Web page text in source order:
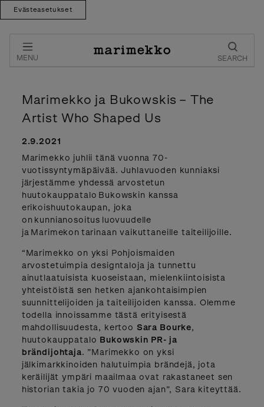
Evästeasetukset
content
MENU SEARCH
Marimekko ja Bukowskis – The
Artist Who Shaped Us
2.9.2021
Marimekko juhlii tänä vuonna 70-
vuotissyntymäpäivää. Juhlavuoden kunniaksi
järjestämme yhdessä arvostetun
huutokauppatalo Bukowskin kanssa
erikoishuutokaupan, joka
on kunnianosoitus luovuudelle
ja Marimekon tarinaan vaikuttaneille taiteilijoille.
“Marimekko on yksi Pohjoismaiden
arvostetuimpia designtaloja ja tunnettu
ainutlaatuisista kuoseistaan, mielenkiintoisista
yhteistöistä sen hetken ajankohtaisimpien
suunnittelijoiden ja taiteilijoiden kanssa. Olemme
todella innoissamme tästä erityisestä
mahdollisuudesta, kertoo Sara Bourke,
huutokauppatalo Bukowskin PR- ja
brändijohtaja. ”Marimekko on yksi
jälkimarkkinoiden halutuimpia brändejä, jota
keräilijät ympäri maailmaa ovat rakastaneet sen
historian takia jo 70 vuoden ajan”, Sara kiteyttää.